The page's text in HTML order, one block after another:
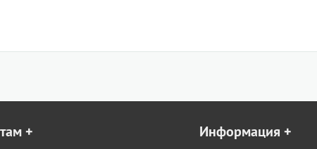
+ Информация +